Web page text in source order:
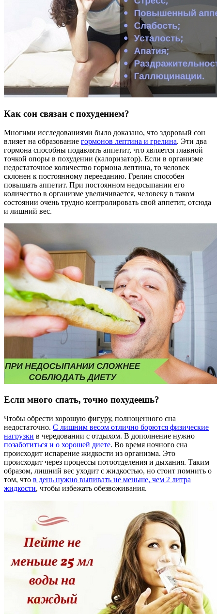
Как сон связан с похудением?
Многими исследованиями было доказано, что здоровый сон
влияет на образование гормонов лептина и грелина. Эти два
гормона способны подавлять аппетит, что является главной
точкой опоры в похудении (калоризатор). Если в организме
недостаточное количество гормона лептина, то человек
склонен к постоянному перееданию. Грелин способен
повышать аппетит. При постоянном недосыпании его
количество в организме увеличивается, человеку в таком
состоянии очень трудно контролировать свой аппетит, отсюда
и лишний вес.
Если много спать, точно похудеешь?
Чтобы обрести хорошую фигуру, полноценного сна
недостаточно. С лишним весом отлично борются физические
нагрузки в чередовании с отдыхом. В дополнение нужно
позаботиться и о хорошей диете. Во время ночного сна
происходит испарение жидкости из организма. Это
происходит через процессы потоотделения и дыхания. Таким
образом, лишний вес уходит с жидкостью, но стоит помнить о
том, что в день нужно выпивать не меньше, чем 2 литра
жидкости, чтобы избежать обезвоживания.